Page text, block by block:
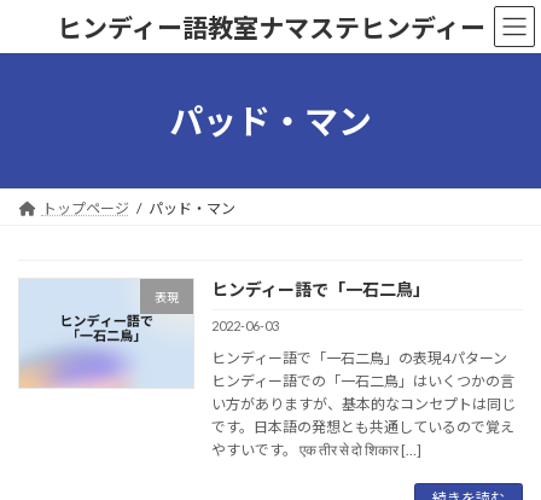
テ
ゲ
ヒンディー語教室ナマステヒンディー
パッド・マン
トップページ パッド・マン
表現 ヒンディー語で「一石二鳥」
2022-06-03
ヒンディー語で「一石二鳥」の表現4パターン
ヒンディー語での「一石二鳥」はいくつかの言
い方がありますが、基本的なコンセプトは同じ
です。日本語の発想とも共通しているので覚え
やすいです。 एक तीर से दो शिकार […]